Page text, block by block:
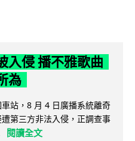
入侵 播不雅歌曲
為
站，8 月 4 日廣播系統離奇
第三方非法入侵，正調查事
閱讀全文